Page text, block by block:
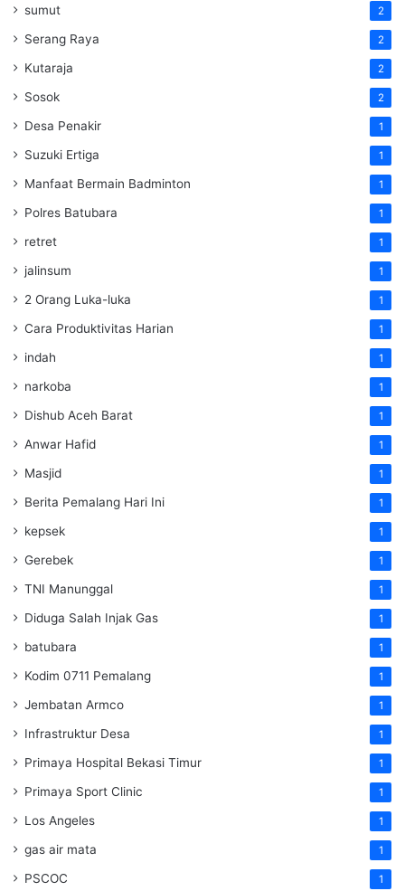
sumut 2
Serang Raya 2
Kutaraja 2
Sosok 2
Desa Penakir 1
Suzuki Ertiga 1
Manfaat Bermain Badminton 1
Polres Batubara 1
retret 1
jalinsum 1
2 Orang Luka-luka 1
Cara Produktivitas Harian 1
indah 1
narkoba 1
Dishub Aceh Barat 1
Anwar Hafid 1
Masjid 1
Berita Pemalang Hari Ini 1
kepsek 1
Gerebek 1
TNI Manunggal 1
Diduga Salah Injak Gas 1
batubara 1
Kodim 0711 Pemalang 1
Jembatan Armco 1
Infrastruktur Desa 1
Primaya Hospital Bekasi Timur 1
Primaya Sport Clinic 1
Los Angeles 1
gas air mata 1
PSCOC 1